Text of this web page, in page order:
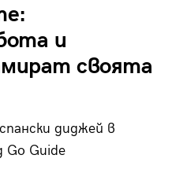
и
своята
диджей в
Go Guide